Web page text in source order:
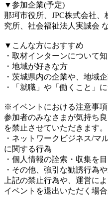
▼参加企業(予定)
那珂市役所、JPC株式会社
究所、社会福祉法人実誠会
▼こんな方におすすめ
・取材インターンについて
・地域が好きな方
・茨城県内の企業や、地域
・「就職」や「働くこと」
※イベントにおける注意事項
参加者のみなさまが気持ち
を禁止させていただきます。
・ネットワークビジネス/マ
に関する行為
・個人情報の詮索・収集を
・その他、強引な勧誘行為
上記の禁止行為や、運営に
イベントを退出いただく場合